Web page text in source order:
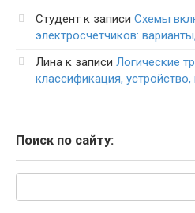
Студент к записи Схемы
электросчётчиков:
Лина к записи Логические
классификация,
Поиск по сайту: